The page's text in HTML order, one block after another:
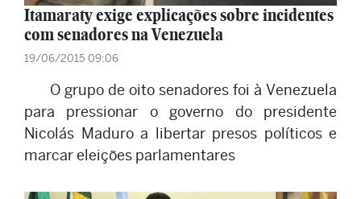
Itamaraty exige explicações sobre incidentes
com senadores na Venezuela
19/06/2015 09:06
O grupo de oito senadores foi à Venezuela
para pressionar o governo do presidente
Nicolás Maduro a libertar presos políticos e
marcar eleições parlamentares